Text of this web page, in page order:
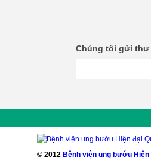
Chúng tôi gửi
© 2012 Bệnh viện ung bướu